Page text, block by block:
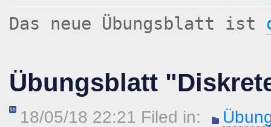
Das neue Übungsblatt ist
Übungsblatt
18/05/18 22:21 Filed in: